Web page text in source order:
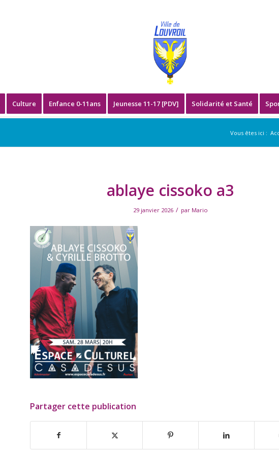
Culture Enfance 0-11ans Jeunesse 11-17 [PDV] Solidarité et Santé
Vous êtes ici :
ablaye cissoko a3
29 janvier 2026 / par Mario
Partager cette publication